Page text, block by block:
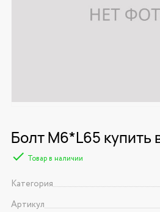
Болт M6*L65 купить
Товар в наличии
Категория
Артикул